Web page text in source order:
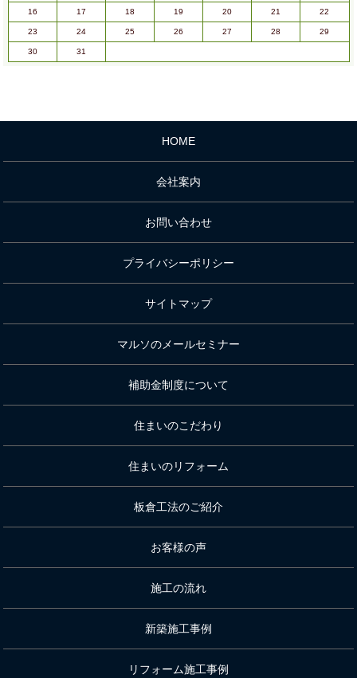
16 17 18 19 20 21 22
23 24 25 26 27 28 29
30 31
HOME
会社案内
お問い合わせ
プライバシーポリシー
サイトマップ
マルソのメールセミナー
補助金制度について
住まいのこだわり
住まいのリフォーム
板倉工法のご紹介
お客様の声
施工の流れ
新築施工事例
リフォーム施工事例